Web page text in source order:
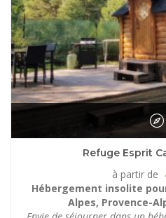
Refuge Esprit
à partir de
Hébergement insolite
Alpes, Provence-